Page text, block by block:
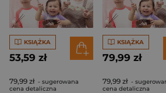
KSIĄŻKA
53,59 zł
79,99 zł - sugerowana
cena detaliczna
KSIĄŻKA
79,99 zł
79,99 zł -
cena detaliczna